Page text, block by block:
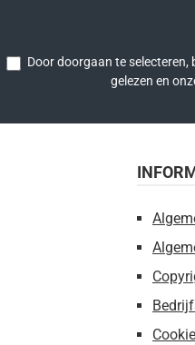
Door doorgaan te selecteren,
gelezen en